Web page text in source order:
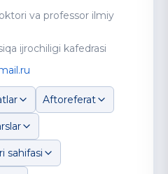
va professor ilmiy
ijrochiligi kafedrasi
Aftoreferat
sahifasi